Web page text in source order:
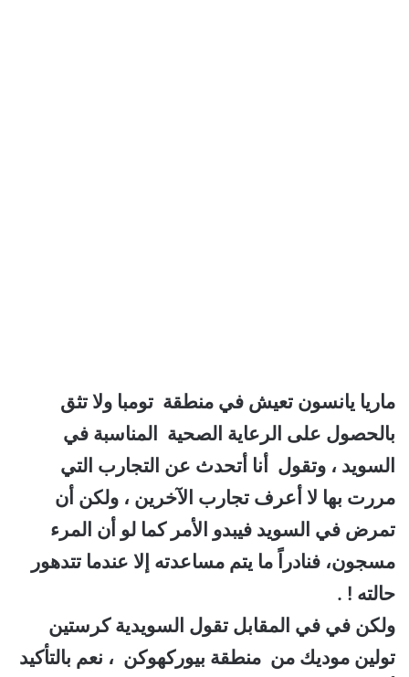
ماريا يانسون تعيش في منطقة تومبا ولا تثق
بالحصول على الرعاية الصحية المناسبة في
السويد ، وتقول أنا أتحدث عن التجارب التي
مررت بها لا أعرف تجارب الآخرين ، ولكن أن
تمرض في السويد فيبدو الأمر كما لو أن المرء
مسجون، فنادراً ما يتم مساعدته إلا عندما تتدهور
حالته ! .
ولكن في في المقابل تقول السويدية كرستين
تولين موديك من منطقة بيوركهوكن ، نعم بالتأكيد